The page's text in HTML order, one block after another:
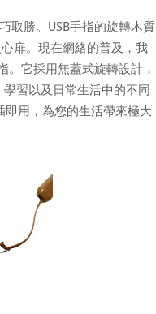
取勝。USB手指的旋轉木質
扉。現在網絡的普及，我
。它採用無蓋式旋轉設計，
習以及日常生活中的不同
即用，為您的生活帶來極大